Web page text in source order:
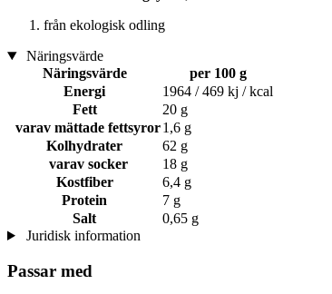
från ekologisk odling
Näringsvärde
Näringsvärde
per 100 g
Energi
1964 / 469 kj / kcal
Fett
20 g
varav mättade fettsyror1,6 g
Kolhydrater
62 g
varav socker
18 g
Kostfiber
6,4 g
Protein
7 g
Salt
0,65 g
Juridisk information
Passar med